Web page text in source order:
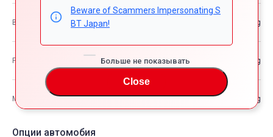
Beware of Scammers Impersonating S
BT Japan!
Больше не показывать
Close
Вес автомобиля —kg
Разрешенная максимальная масса транспортного средства —kg
Максимальная грузоподъемность —kg
Опции автомобия